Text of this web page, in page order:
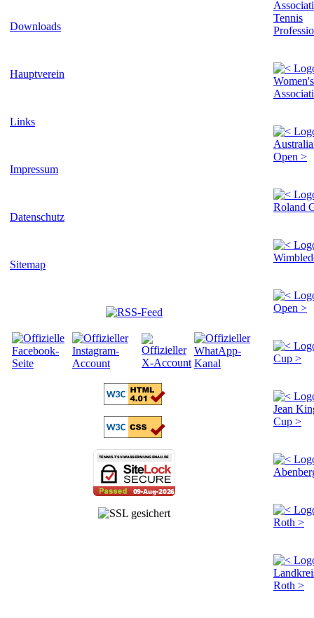
Downloads
Hauptverein
Links
Impressum
Datenschutz
Sitemap